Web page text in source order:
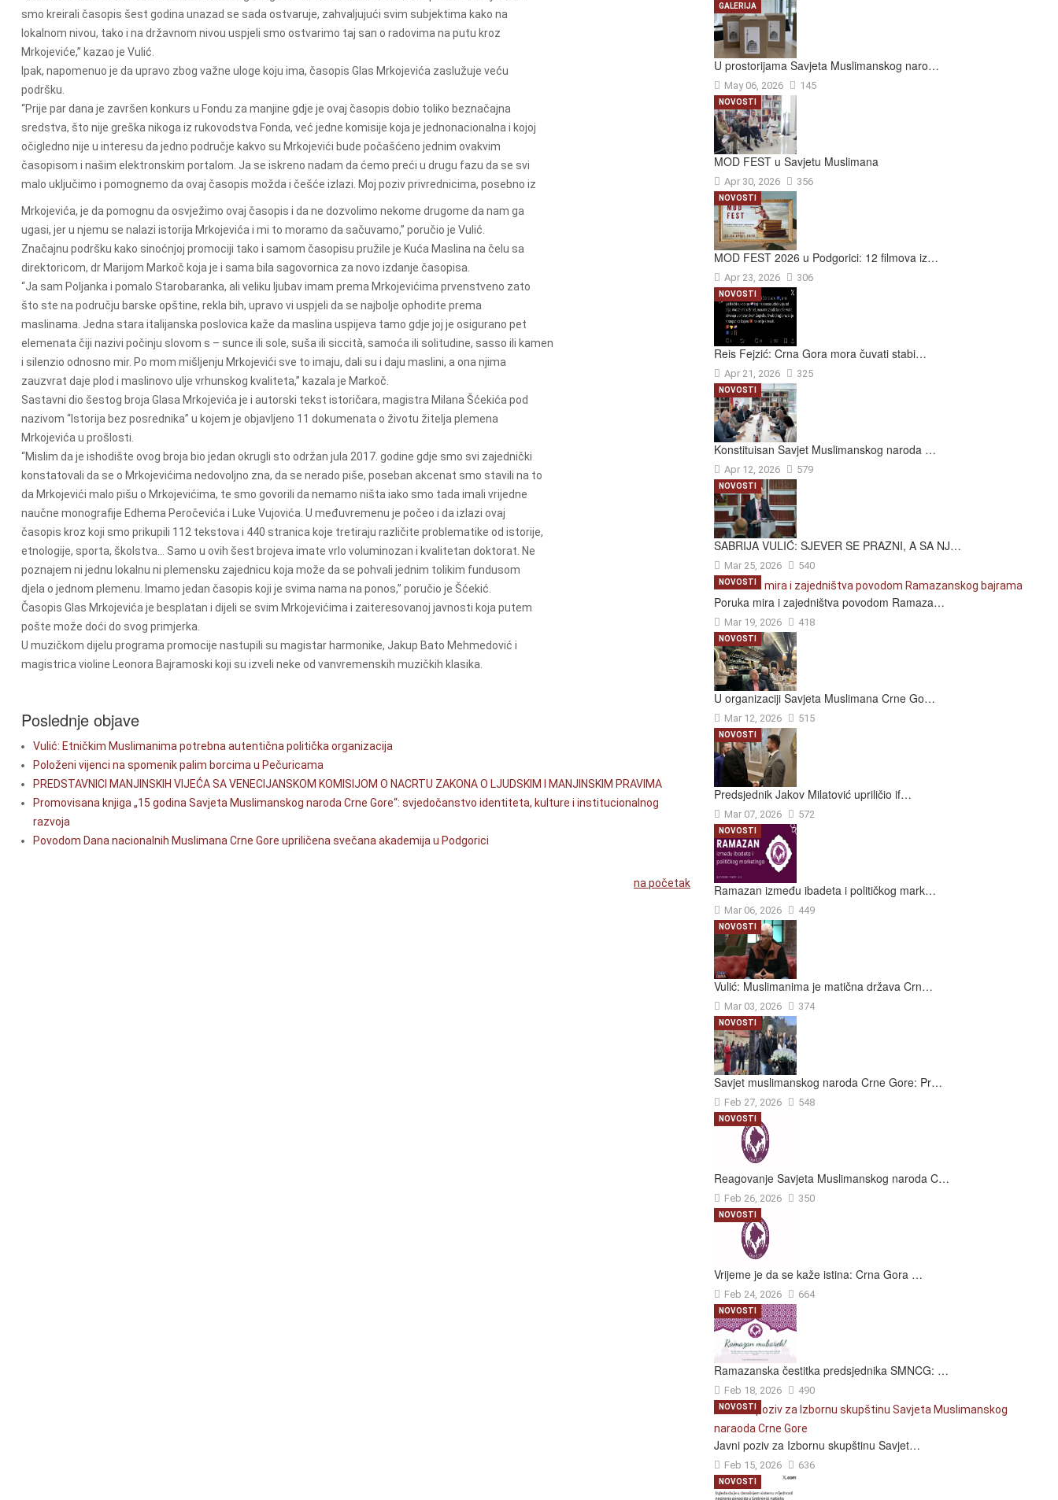
smo kreirali časopis šest godina unazad se sada ostvaruje, zahvaljujući svim subjektima kako na
lokalnom nivou, tako i na državnom nivou uspjeli smo ostvarimo taj san o radovima na putu kroz
Mrkojeviće,” kazao je Vulić.
Ipak, napomenuo je da upravo zbog važne uloge koju ima, časopis Glas Mrkojevića zaslužuje veću
podršku.
“Prije par dana je završen konkurs u Fondu za manjine gdje je ovaj časopis dobio toliko beznačajna
sredstva, što nije greška nikoga iz rukovodstva Fonda, već jedne komisije koja je jednonacionalna i kojoj
očigledno nije u interesu da jedno područje kakvo su Mrkojevići bude počašćeno jednim ovakvim
časopisom i našim elektronskim portalom. Ja se iskreno nadam da ćemo preći u drugu fazu da se svi
malo uključimo i pomognemo da ovaj časopis možda i češće izlazi. Moj poziv privrednicima, posebno iz
Mrkojevića, je da pomognu da osvježimo ovaj časopis i da ne dozvolimo nekome drugome da nam ga
ugasi, jer u njemu se nalazi istorija Mrkojevića i mi to moramo da sačuvamo,” poručio je Vulić.
Značajnu podršku kako sinoćnjoj promociji tako i samom časopisu pružile je Kuća Maslina na čelu sa
direktoricom, dr Marijom Markoč koja je i sama bila sagovornica za novo izdanje časopisa.
“Ja sam Poljanka i pomalo Starobaranka, ali veliku ljubav imam prema Mrkojevićima prvenstveno zato
što ste na području barske opštine, rekla bih, upravo vi uspjeli da se najbolje ophodite prema
maslinama. Jedna stara italijanska poslovica kaže da maslina uspijeva tamo gdje joj je osigurano pet
elemenata čiji nazivi počinju slovom s – sunce ili sole, suša ili siccità, samoća ili solitudine, sasso ili kamen
i silenzio odnosno mir. Po mom mišljenju Mrkojevići sve to imaju, dali su i daju maslini, a ona njima
zauzvrat daje plod i maslinovo ulje vrhunskog kvaliteta,” kazala je Markoč.
Sastavni dio šestog broja Glasa Mrkojevića je i autorski tekst istoričara, magistra Milana Šćekića pod
nazivom “Istorija bez posrednika” u kojem je objavljeno 11 dokumenata o životu žitelja plemena
Mrkojevića u prošlosti.
“Mislim da je ishodište ovog broja bio jedan okrugli sto održan jula 2017. godine gdje smo svi zajednički
konstatovali da se o Mrkojevićima nedovoljno zna, da se nerado piše, poseban akcenat smo stavili na to
da Mrkojevići malo pišu o Mrkojevićima, te smo govorili da nemamo ništa iako smo tada imali vrijedne
naučne monografije Edhema Peročevića i Luke Vujovića. U međuvremenu je počeo i da izlazi ovaj
časopis kroz koji smo prikupili 112 tekstova i 440 stranica koje tretiraju različite problematike od istorije,
etnologije, sporta, školstva... Samo u ovih šest brojeva imate vrlo voluminozan i kvalitetan doktorat. Ne
poznajem ni jednu lokalnu ni plemensku zajednicu koja može da se pohvali jednim tolikim fundusom
djela o jednom plemenu. Imamo jedan časopis koji je svima nama na ponos,” poručio je Šćekić.
Časopis Glas Mrkojevića je besplatan i dijeli se svim Mrkojevićima i zaiteresovanoj javnosti koja putem
pošte može doći do svog primjerka.
U muzičkom dijelu programa promocije nastupili su magistar harmonike, Jakup Bato Mehmedović i
magistrica violine Leonora Bajramoski koji su izveli neke od vanvremenskih muzičkih klasika.
Poslednje objave
Vulić: Etničkim Muslimanima potrebna autentična politička organizacija
Položeni vijenci na spomenik palim borcima u Pečuricama
PREDSTAVNICI MANJINSKIH VIJEĆA SA VENECIJANSKOM KOMISIJOM O NACRTU ZAKONA O LJUDSKIM I MANJINSKIM PRAVIMA
Promovisana knjiga „15 godina Savjeta Muslimanskog naroda Crne Gore“: svjedočanstvo identiteta, kulture i institucionalnog
razvoja
Povodom Dana nacionalnih Muslimana Crne Gore upriličena svečana akademija u Podgorici
na početak
U prostorijama Savjeta Muslimanskog naro…
May 06, 2026 145
GALERIJA
MOD FEST u Savjetu Muslimana
Apr 30, 2026 356
NOVOSTI
MOD FEST 2026 u Podgorici: 12 filmova iz…
Apr 23, 2026 306
NOVOSTI
Reis Fejzić: Crna Gora mora čuvati stabi…
Apr 21, 2026 325
NOVOSTI
Konstituisan Savjet Muslimanskog naroda …
Apr 12, 2026 579
NOVOSTI
SABRIJA VULIĆ: SJEVER SE PRAZNI, A SA NJ…
Mar 25, 2026 540
NOVOSTI
Poruka mira i zajedništva povodom Ramaza…
Mar 19, 2026 418
NOVOSTI
U organizaciji Savjeta Muslimana Crne Go…
Mar 12, 2026 515
NOVOSTI
Predsjednik Jakov Milatović upriličio if…
Mar 07, 2026 572
NOVOSTI
Ramazan između ibadeta i političkog mark…
Mar 06, 2026 449
NOVOSTI
Vulić: Muslimanima je matična država Crn…
Mar 03, 2026 374
NOVOSTI
Savjet muslimanskog naroda Crne Gore: Pr…
Feb 27, 2026 548
NOVOSTI
Reagovanje Savjeta Muslimanskog naroda C…
Feb 26, 2026 350
NOVOSTI
Vrijeme je da se kaže istina: Crna Gora …
Feb 24, 2026 664
NOVOSTI
Ramazanska čestitka predsjednika SMNCG: …
Feb 18, 2026 490
NOVOSTI
Javni poziv za Izbornu skupštinu Savjet…
Feb 15, 2026 636
NOVOSTI
NOVOSTI